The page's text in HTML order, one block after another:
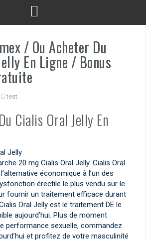
/ Ou Acheter Du
En Ligne / Bonus
test
Cialis Oral Jelly En
Jelly
20 mg Cialis Oral Jelly. Cialis Oral
économique à l’un des
érectile le plus vendu sur le
fournir un traitement efficace durant
Oral Jelly est le traitement DE le
aujourd’hui. Plus de moment
performance sexuelle, commandez
et profitez de votre masculinité